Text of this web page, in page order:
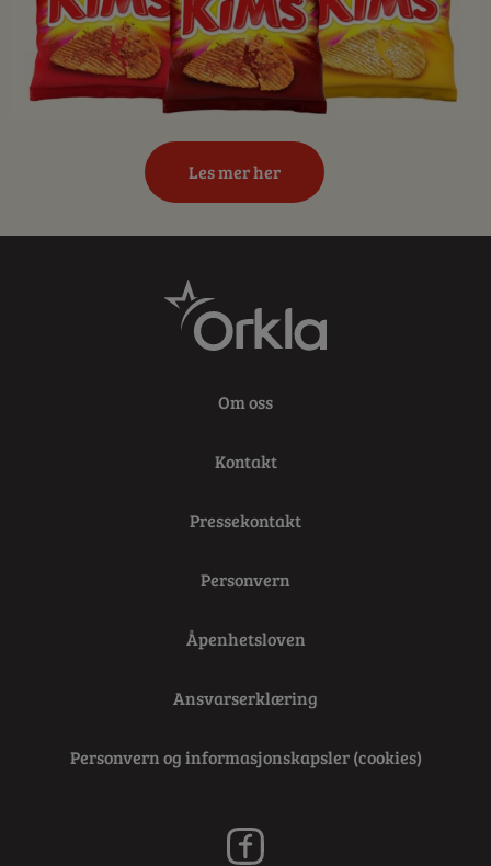
Les mer her
Om oss
Kontakt
Pressekontakt
Personvern
Åpenhetsloven
Ansvarserklæring
Personvern og informasjonskapsler (cookies)